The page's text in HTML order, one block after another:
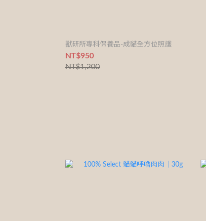
獸研所專科保養品-成貓全方位照護
NT$950
NT$1,200